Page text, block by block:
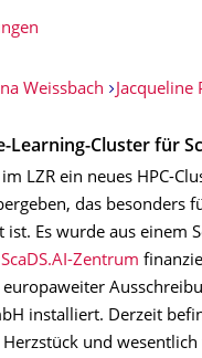
Weissbach Jacqueline
Learning-Cluster für
LZR ein neues HPC-
das besonders
ist. Es wurde aus einem
ScaDS.AI-Zentrum
installiert. Derzeit
und